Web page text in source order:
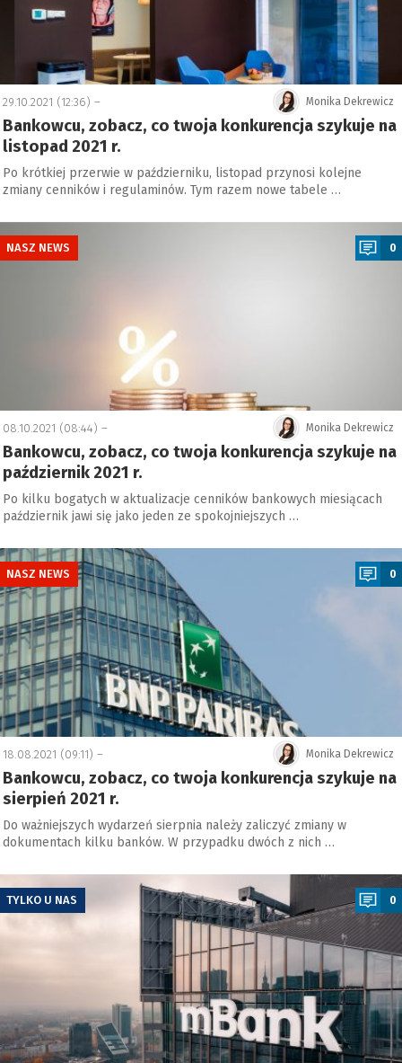
Monika Dekrewicz
29.10.2021 (12:36) –
Bankowcu, zobacz, co twoja konkurencja szykuje na
listopad 2021 r.
Po krótkiej przerwie w październiku, listopad przynosi kolejne
zmiany cenników i regulaminów. Tym razem nowe tabele …
NASZ NEWS 0
Monika Dekrewicz
08.10.2021 (08:44) –
Bankowcu, zobacz, co twoja konkurencja szykuje na
październik 2021 r.
Po kilku bogatych w aktualizacje cenników bankowych miesiącach
październik jawi się jako jeden ze spokojniejszych …
NASZ NEWS 0
Monika Dekrewicz
18.08.2021 (09:11) –
Bankowcu, zobacz, co twoja konkurencja szykuje na
sierpień 2021 r.
Do ważniejszych wydarzeń sierpnia należy zaliczyć zmiany w
dokumentach kilku banków. W przypadku dwóch z nich …
TYLKO U NAS 0